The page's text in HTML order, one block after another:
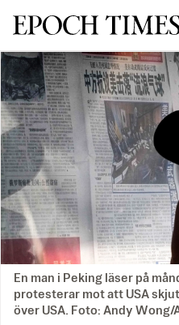
Svenska Epoch Times
En man i Peking läser på
protesterar mot att USA
över USA. Foto: Andy Wong/